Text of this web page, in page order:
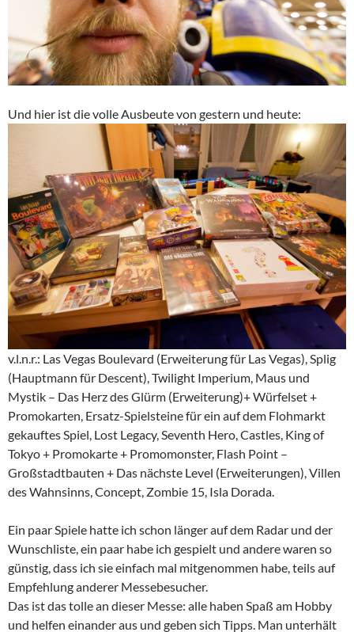
Und hier ist die volle Ausbeute von gestern und heute:
v.l.n.r.: Las Vegas Boulevard (Erweiterung für Las Vegas), Splig
(Hauptmann für Descent), Twilight Imperium, Maus und
Mystik – Das Herz des Glürm (Erweiterung)+ Würfelset +
Promokarten, Ersatz-Spielsteine für ein auf dem Flohmarkt
gekauftes Spiel, Lost Legacy, Seventh Hero, Castles, King of
Tokyo + Promokarte + Promomonster, Flash Point –
Großstadtbauten + Das nächste Level (Erweiterungen), Villen
des Wahnsinns, Concept, Zombie 15, Isla Dorada.
Ein paar Spiele hatte ich schon länger auf dem Radar und der
Wunschliste, ein paar habe ich gespielt und andere waren so
günstig, dass ich sie einfach mal mitgenommen habe, teils auf
Empfehlung anderer Messebesucher.
Das ist das tolle an dieser Messe: alle haben Spaß am Hobby
und helfen einander aus und geben sich Tipps. Man unterhält